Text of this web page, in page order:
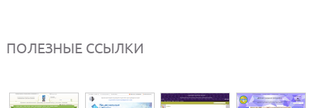
ПОЛЕЗНЫЕ ССЫЛКИ